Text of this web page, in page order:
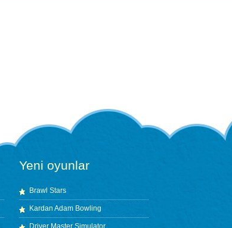
Yeni oyunlar
Brawl Stars
Kardan Adam Bowling
Driver Master Simulator